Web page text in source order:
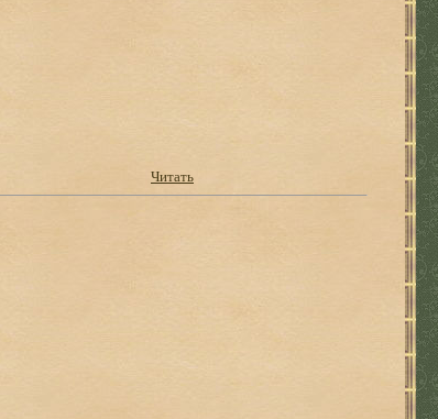
Читать